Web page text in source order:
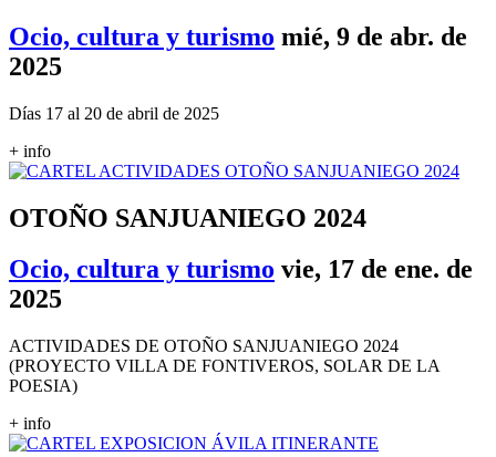
Ocio, cultura y turismo mié, 9 de abr. de
2025
Días 17 al 20 de abril de 2025
+ info
OTOÑO SANJUANIEGO 2024
Ocio, cultura y turismo vie, 17 de ene. de
2025
ACTIVIDADES DE OTOÑO SANJUANIEGO 2024
(PROYECTO VILLA DE FONTIVEROS, SOLAR DE LA
POESIA)
+ info